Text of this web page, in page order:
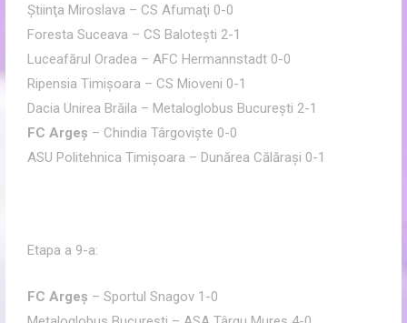
Ştiinţa Miroslava – CS Afumaţi 0-0
Foresta Suceava – CS Baloteşti 2-1
Luceafărul Oradea – AFC Hermannstadt 0-0
Ripensia Timişoara – CS Mioveni 0-1
Dacia Unirea Brăila – Metaloglobus Bucureşti 2-1
FC Argeş – Chindia Târgovişte 0-0
ASU Politehnica Timişoara – Dunărea Călăraşi 0-1
Etapa a 9-a:
FC Argeş – Sportul Snagov 1-0